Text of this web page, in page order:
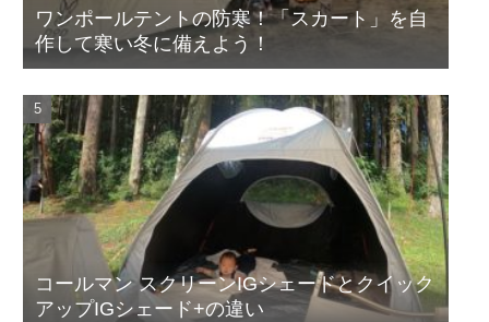
ワンポールテントの防寒！「スカート」を自
作して寒い冬に備えよう！
コールマン スクリーンIGシェードとクイック
アップIGシェード+の違い